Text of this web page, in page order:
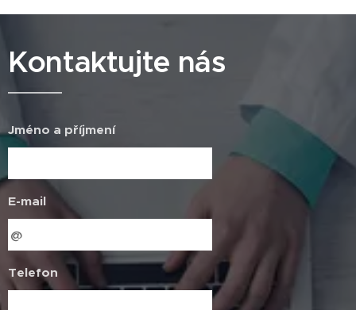
Kontaktujte nás
Jméno a příjmení
E-mail
Telefon